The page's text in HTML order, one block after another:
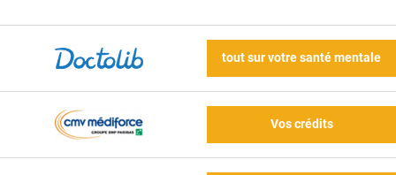
tout sur votre santé mentale
Vos crédits